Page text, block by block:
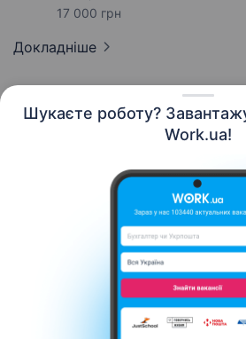
Шукаєте роботу?
Work.ua!
17 000 грн
Докладніше
Контакти Про нас
Допомога